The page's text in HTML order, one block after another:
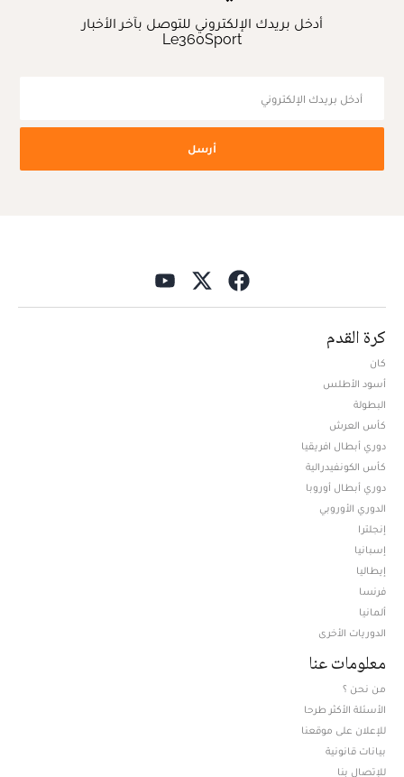
أدخل بريدك الإلكتروني للتوصل بآخر الأخبار
Le360Sport
أرسل
كرة القدم
كان
أسود الأطلس
البطولة
كأس العرش
دوري أبطال افريقيا
كأس الكونفيدرالية
دوري أبطال أوروبا
الدوري الأوروبي
إنجلترا
إسبانيا
إيطاليا
فرنسا
ألمانيا
الدوريات الأخرى
معلومات عنا
من نحن ؟
الأسئلة الأكثر طرحا
للإعلان على موقعنا
بيانات قانونية
للإتصال بنا